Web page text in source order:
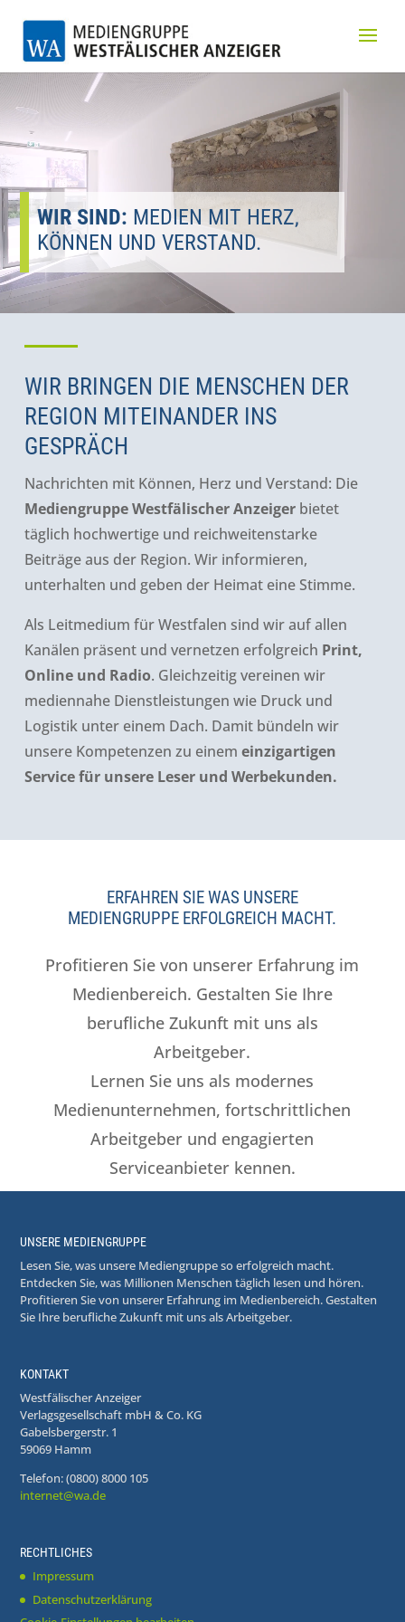
Video-
Player
WIR SIND: MEDIEN MIT HERZ,
KÖNNEN UND VERSTAND.
WIR BRINGEN DIE MENSCHEN DER
REGION MITEINANDER INS
GESPRÄCH
Nachrichten mit Können, Herz und Verstand: Die
MediengruppeWestfälischer Anzeigerbietet
täglich hochwertige und reichweitenstarke
Beiträge aus der Region. Wir informieren,
unterhalten und geben der Heimat eine Stimme.
Als Leitmedium für Westfalen sind wir auf allen
Kanälen präsent und vernetzen erfolgreich Print,
Online und Radio. Gleichzeitig vereinen wir
mediennahe Dienstleistungen wie Druck und
Logistik unter einem Dach. Damit bündeln wir
unsere Kompetenzen zu einem einzigartigen
Service für unsere Leser und Werbekunden.
ERFAHREN SIE WAS UNSERE
MEDIENGRUPPE ERFOLGREICH MACHT.
Profitieren Sie von unserer Erfahrung im
Medienbereich. Gestalten Sie Ihre
berufliche Zukunft mit uns als
Arbeitgeber.
Lernen Sie uns als modernes
Medienunternehmen, fortschrittlichen
Arbeitgeber und engagierten
Serviceanbieter kennen.
UNSERE MEDIENGRUPPE
Lesen Sie, was unsere Mediengruppe so erfolgreich macht.
Entdecken Sie, was Millionen Menschen täglich lesen und hören.
Profitieren Sie von unserer Erfahrung im Medienbereich. Gestalten
Sie Ihre berufliche Zukunft mit uns als Arbeitgeber.
KONTAKT
Westfälischer Anzeiger
Verlagsgesellschaft mbH & Co. KG
Gabelsbergerstr. 1
59069 Hamm
Telefon: (0800) 8000 105
internet@wa.de
RECHTLICHES
Impressum
Datenschutzerklärung